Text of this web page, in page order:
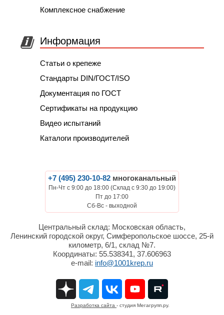
Комплексное снабжение
Информация
Статьи о крепеже
Стандарты DIN/ГОСТ/ISO
Документация по ГОСТ
Сертификаты на продукцию
Видео испытаний
Каталоги производителей
+7 (495) 230-10-82 многоканальный
Пн-Чт с 9:00 до 18:00 (Склад с 9:30 до 19:00)
Пт до 17:00
Сб-Вс - выходной
Центральный склад: Московская область,
Ленинский городской округ, Симферопольское шоссе, 25-й
километр, 6/1, склад №7.
Координаты: 55.538341, 37.606963
e-mail: info@1001krep.ru
Разработка сайта - студия Мегагрупп.ру.